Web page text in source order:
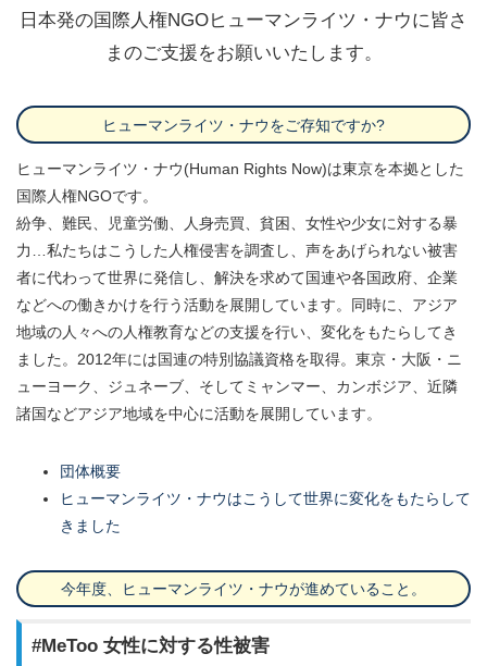
日本発の国際人権NGOヒューマンライツ・ナウに皆さ
まのご支援をお願いいたします。
ヒューマンライツ・ナウをご存知ですか?
ヒューマンライツ・ナウ(Human Rights Now)は東京を本拠とした
国際人権NGOです。
紛争、難民、児童労働、人身売買、貧困、女性や少女に対する暴
力…私たちはこうした人権侵害を調査し、声をあげられない被害
者に代わって世界に発信し、解決を求めて国連や各国政府、企業
などへの働きかけを行う活動を展開しています。同時に、アジア
地域の人々への人権教育などの支援を行い、変化をもたらしてき
ました。2012年には国連の特別協議資格を取得。東京・大阪・ニ
ューヨーク、ジュネーブ、そしてミャンマー、カンボジア、近隣
諸国などアジア地域を中心に活動を展開しています。
団体概要
ヒューマンライツ・ナウはこうして世界に変化をもたらして
きました
今年度、ヒューマンライツ・ナウが進めていること。
#MeToo 女性に対する性被害